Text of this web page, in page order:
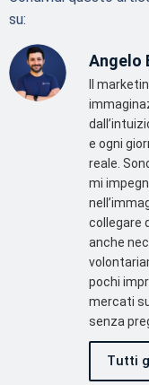
su:
Angelo
Il
e ogni
reale.
mi
collegare
anche
pochi
mercati
senza
Tutti